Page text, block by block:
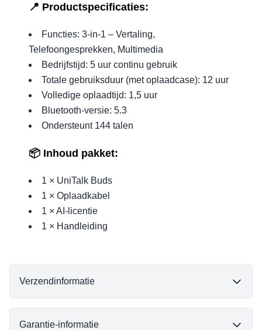
📍 Productspecificaties:
Functies: 3-in-1 – Vertaling,
Telefoongesprekken, Multimedia
Bedrijfstijd: 5 uur continu gebruik
Totale gebruiksduur (met oplaadcase): 12 uur
Volledige oplaadtijd: 1,5 uur
Bluetooth-versie: 5.3
Ondersteunt 144 talen
📦 Inhoud pakket:
1 × UniTalk Buds
1 × Oplaadkabel
1 × AI-licentie
1 × Handleiding
Verzendinformatie
Garantie-informatie